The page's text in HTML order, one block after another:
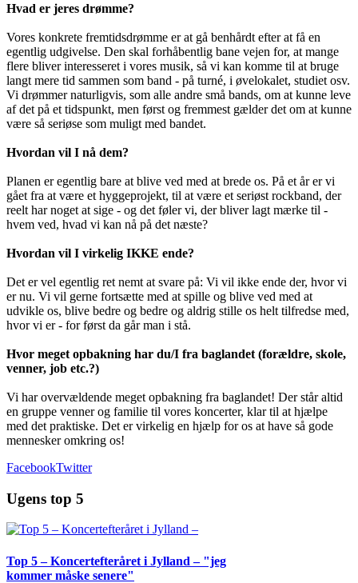
Hvad er jeres drømme?
Vores konkrete fremtidsdrømme er at gå benhårdt efter at få en
egentlig udgivelse. Den skal forhåbentlig bane vejen for, at mange
flere bliver interesseret i vores musik, så vi kan komme til at bruge
langt mere tid sammen som band - på turné, i øvelokalet, studiet osv.
Vi drømmer naturligvis, som alle andre små bands, om at kunne leve
af det på et tidspunkt, men først og fremmest gælder det om at kunne
være så seriøse som muligt med bandet.
Hvordan vil I nå dem?
Planen er egentlig bare at blive ved med at brede os. På et år er vi
gået fra at være et hyggeprojekt, til at være et seriøst rockband, der
reelt har noget at sige - og det føler vi, der bliver lagt mærke til -
hvem ved, hvad vi kan nå på det næste?
Hvordan vil I virkelig IKKE ende?
Det er vel egentlig ret nemt at svare på: Vi vil ikke ende der, hvor vi
er nu. Vi vil gerne fortsætte med at spille og blive ved med at
udvikle os, blive bedre og bedre og aldrig stille os helt tilfredse med,
hvor vi er - for først da går man i stå.
Hvor meget opbakning har du/I fra baglandet (forældre, skole,
venner, job etc.?)
Vi har overvældende meget opbakning fra baglandet! Der står altid
en gruppe venner og familie til vores koncerter, klar til at hjælpe
med det praktiske. Det er virkelig en hjælp for os at have så gode
mennesker omkring os!
FacebookTwitter
Ugens top 5
Top 5 – Koncertefteråret i Jylland – "jeg
kommer måske senere"